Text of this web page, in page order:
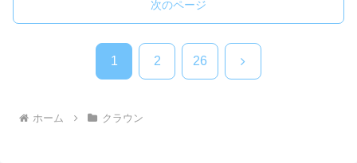
次のページ
1 2 26 次
ホーム クラウン